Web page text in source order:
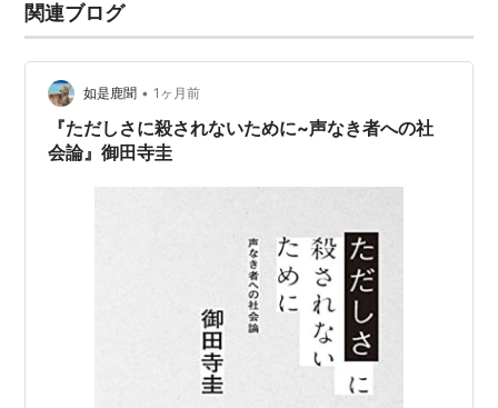
関連ブログ
如是鹿聞 • 1ヶ月前
『ただしさに殺されないために~声なき者への社
会論』御田寺圭